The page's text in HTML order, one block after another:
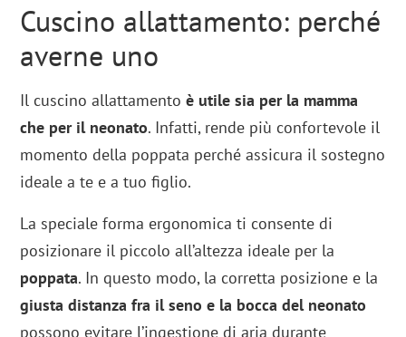
Cuscino allattamento: perché
averne uno
Il cuscino allattamento è utile sia per la mamma
che per il neonato. Infatti, rende più confortevole il
momento della poppata perché assicura il sostegno
ideale a te e a tuo figlio.
La speciale forma ergonomica ti consente di
posizionare il piccolo all’altezza ideale per la
poppata. In questo modo, la corretta posizione e la
giusta distanza fra il seno e la bocca del neonato
possono evitare l’ingestione di aria durante